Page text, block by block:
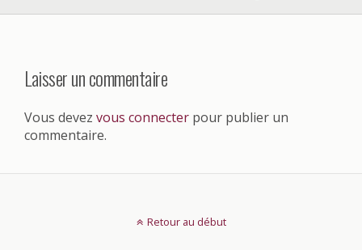
Laisser un commentaire
Vous devez vous connecter pour publier un
commentaire.
Retour au début